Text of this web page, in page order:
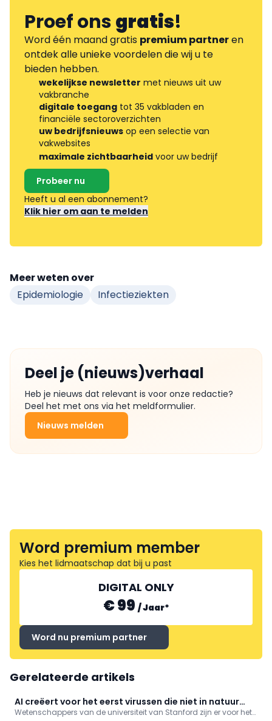
Proef onsgratis!
Word één maand gratis premium partneren
ontdek alle unieke voordelen die wij u te
bieden hebben.
wekelijkse newsletter met nieuws uit uw
vakbranche
digitale toegang tot 35 vakbladen en
financiële sectoroverzichten
uw bedrijfsnieuws op een selectie van
vakwebsites
maximale zichtbaarheid voor uw bedrijf
Probeer nu
Heeft u al een abonnement?
Klik hier om aan te melden
Meer weten over
Epidemiologie
Infectieziekten
Deel je (nieuws)verhaal
Heb je nieuws dat relevant is voor onze redactie?
Deel het met ons via het meldformulier.
Nieuws melden
Word premium member
Kies het lidmaatschap dat bij u past
DIGITAL ONLY
€ 99 /Jaar*
Word nu premium partner
Gerelateerde artikels
AI creëert voor het eerst virussen die niet in natuur
voorkomen
Wetenschappers van de universiteit van Stanford zijn er voor het